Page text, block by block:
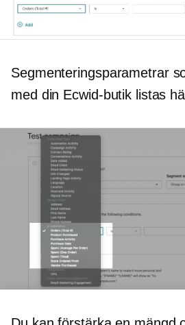
Segmenteringsparametrar
med din Ecwid-butik listas